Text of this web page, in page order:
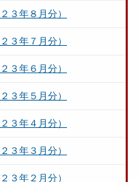
３年８月分）
３年７月分）
３年６月分）
３年５月分）
３年４月分）
３年３月分）
３年２月分）